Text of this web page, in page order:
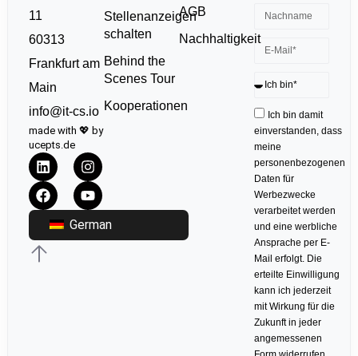
11
60313
Frankfurt am
Main
info@it-cs.io
made with 💖 by
ucepts.de
German
Stellenanzeigen
schalten
Behind the
Scenes Tour
Kooperationen
AGB
Nachhaltigkeit
Ich bin damit
einverstanden, dass
meine
personenbezogenen
Daten für
Werbezwecke
verarbeitet werden
und eine werbliche
Ansprache per E-
Mail erfolgt. Die
erteilte Einwilligung
kann ich jederzeit
mit Wirkung für die
Zukunft in jeder
angemessenen